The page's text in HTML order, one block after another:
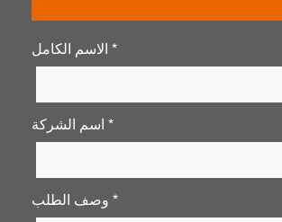
الاسم الكامل *
اسم الشركة *
وصف الطلب *